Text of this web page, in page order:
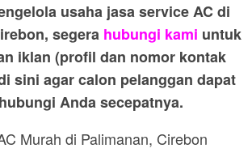
usaha jasa service AC di
segera hubungi kami untuk
iklan (profil dan nomor kontak
sini agar calon pelanggan dapat
Anda secepatnya.